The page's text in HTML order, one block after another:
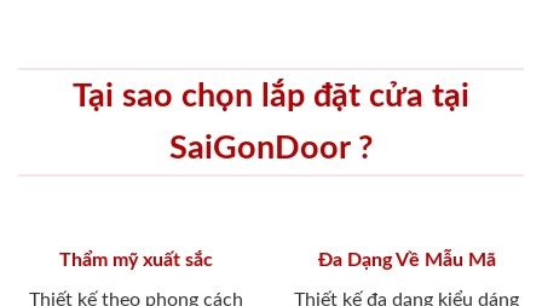
Tại sao chọn lắp đặt cửa tại
SaiGonDoor ?
Thẩm mỹ xuất sắc
Thiết kế theo phong cách
Đa Dạng Về Mẫu Mã
Thiết kế đa dạng kiểu dáng